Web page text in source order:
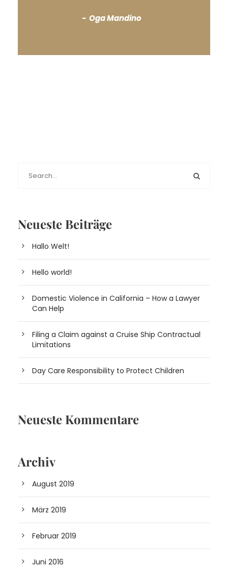
Oga Mandino
Neueste Beiträge
Hallo Welt!
Hello world!
Domestic Violence in California – How a Lawyer
Can Help
Filing a Claim against a Cruise Ship Contractual
Limitations
Day Care Responsibility to Protect Children
Neueste Kommentare
Archiv
August 2019
März 2019
Februar 2019
Juni 2016